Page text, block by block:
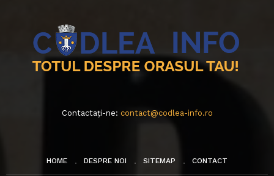
Contactați-ne: contact@codlea-info.ro
HOME DESPRE NOI SITEMAP CONTACT